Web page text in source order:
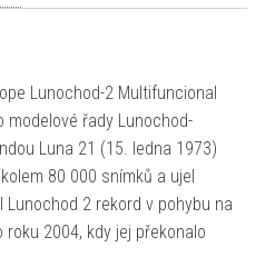
Lunochod-2 Multifuncional
modelové řady Lunochod-
Luna 21 (15. ledna 1973)
80 000 snímků a ujel
Lunochod 2 rekord v pohybu na
2004, kdy jej překonalo